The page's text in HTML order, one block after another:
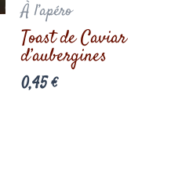
À l’apéro
Toast de Caviar
d’aubergines
0,45€